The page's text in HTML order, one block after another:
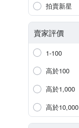
拍賣新星
賣家評價
1-100
高於100
高於1,000
高於10,000